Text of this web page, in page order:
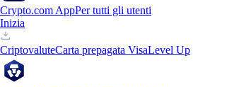
Crypto.com AppPer tutti gli utenti
Inizia
CriptovaluteCarta prepagata VisaLevel Up